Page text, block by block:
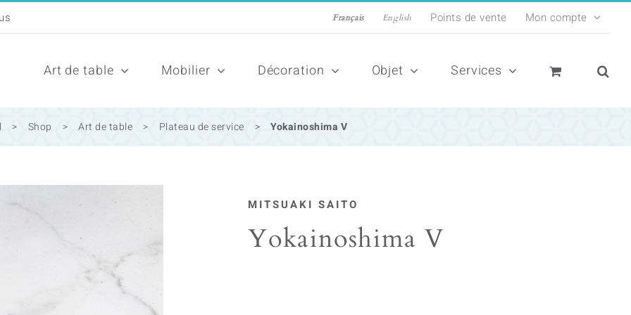
Français English Points de vente Mon compte
Art de table Mobilier Décoration Objet Services
> Shop > Art de table > Plateau de service > Yokainoshima V
MITSUAKI SAITO
Yokainoshima V